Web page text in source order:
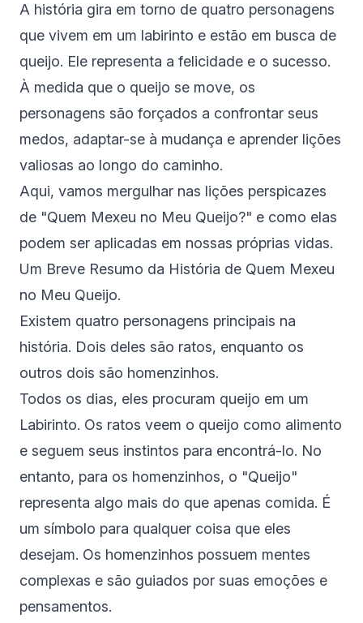
A história gira em torno de quatro personagens
que vivem em um labirinto e estão em busca de
queijo. Ele representa a felicidade e o sucesso.
À medida que o queijo se move, os
personagens são forçados a confrontar seus
medos, adaptar-se à mudança e aprender lições
valiosas ao longo do caminho.
Aqui, vamos mergulhar nas lições perspicazes
de "Quem Mexeu no Meu Queijo?" e como elas
podem ser aplicadas em nossas próprias vidas.
Um Breve Resumo da História de Quem Mexeu
no Meu Queijo.
Existem quatro personagens principais na
história. Dois deles são ratos, enquanto os
outros dois são homenzinhos.
Todos os dias, eles procuram queijo em um
Labirinto. Os ratos veem o queijo como alimento
e seguem seus instintos para encontrá-lo. No
entanto, para os homenzinhos, o "Queijo"
representa algo mais do que apenas comida. É
um símbolo para qualquer coisa que eles
desejam. Os homenzinhos possuem mentes
complexas e são guiados por suas emoções e
pensamentos.